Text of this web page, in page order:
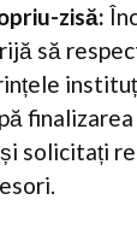
zisă:
să
solicitați